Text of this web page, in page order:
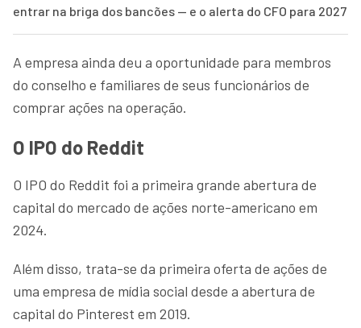
entrar na briga dos bancões — e o alerta do CFO para 2027
A empresa ainda deu a oportunidade para membros
do conselho e familiares de seus funcionários de
comprar ações na operação.
O IPO do Reddit
O IPO do Reddit foi a primeira grande abertura de
capital do mercado de ações norte-americano em
2024.
Além disso, trata-se da primeira oferta de ações de
uma empresa de mídia social desde a abertura de
capital do Pinterest em 2019.